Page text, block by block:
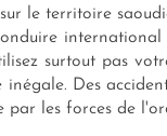
le territoire
surtout pas
Des
les forces de